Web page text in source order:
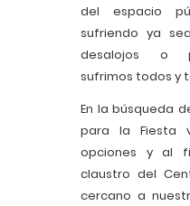
del espacio
sufriendo ya
desalojos o
sufrimos todos y
En la búsqueda
para la Fiesta
opciones y al
claustro del
cercano a